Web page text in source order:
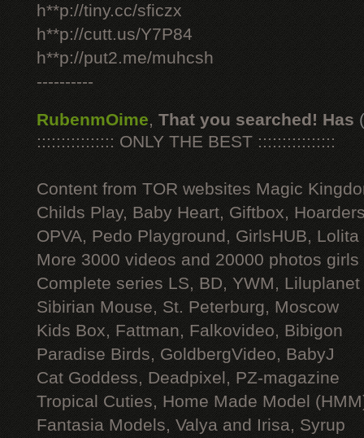
h**p://tiny.cc/sficzx
h**p://cutt.us/Y7P84
h**p://put2.me/muhcsh
----------
RubenmOime, That you searched! Has
:::::::::::::::: ONLY THE BEST ::::::::::::::::
Content from TOR websites Magic
Childs Play, Baby Heart, Giftbox,
OPVA, Pedo Playground, GirlsHUB, Lolita
More 3000 videos and 20000 photos
Complete series LS, BD, YWM, Liluplanet
Sibirian Mouse, St. Peterburg, Moscow
Kids Box, Fattman, Falkovideo, Bibigon
Paradise Birds, GoldbergVideo, BabyJ
Cat Goddess, Deadpixel, PZ-magazine
Tropical Cuties, Home Made Model
Fantasia Models, Valya and Irisa, Syrup